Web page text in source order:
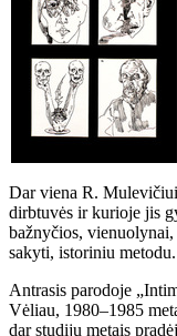
Dar viena R.
dirbtuvės ir kurioje jis
bažnyčios,
sakyti, istoriniu
Antrasis parodoje
Vėliau, 1980–1985
dar studijų metais